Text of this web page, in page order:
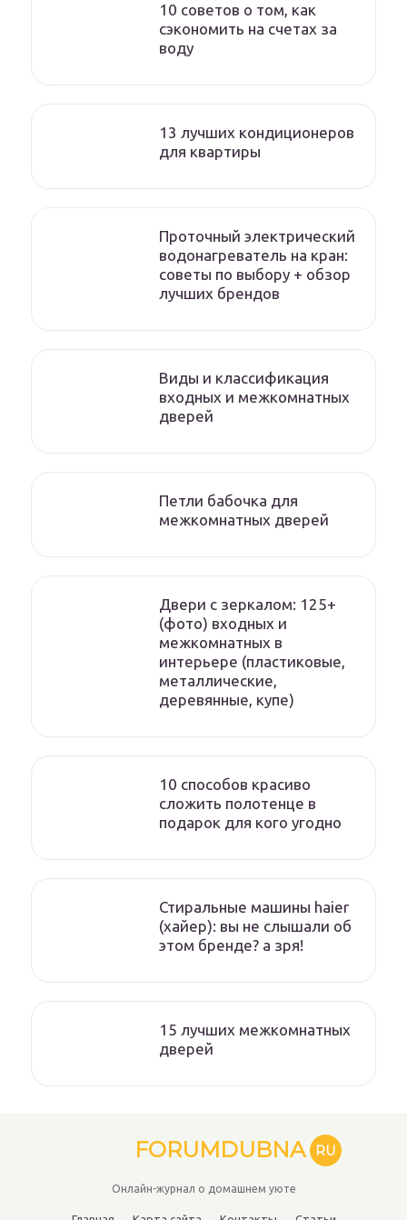
10 советов о том, как
сэкономить на счетах за
воду
13 лучших кондиционеров
для квартиры
Проточный электрический
водонагреватель на кран:
советы по выбору + обзор
лучших брендов
Виды и классификация
входных и межкомнатных
дверей
Петли бабочка для
межкомнатных дверей
Двери с зеркалом: 125+
(фото) входных и
межкомнатных в
интерьере (пластиковые,
металлические,
деревянные, купе)
10 способов красиво
сложить полотенце в
подарок для кого угодно
Стиральные машины haier
(хайер): вы не слышали об
этом бренде? а зря!
15 лучших межкомнатных
дверей
FORUMDUBNA RU
Онлайн-журнал о домашнем уюте